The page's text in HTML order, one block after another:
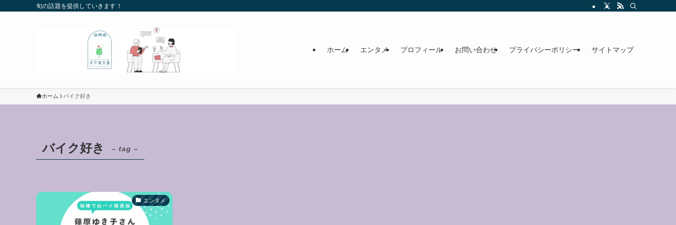
旬の話題を提供していきます！
ホーム エンタメ プロフィール お問い合わせ プライバシーポリシー サイトマップ
ホーム バイク好き
バイク好き – tag –
エンタメ